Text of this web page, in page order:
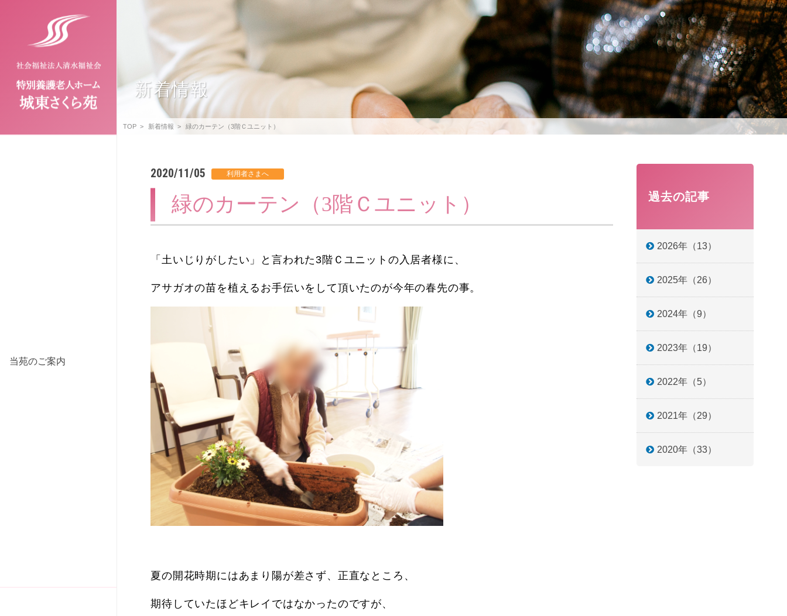
当苑のご案内
新着情報
TOP 新着情報 緑のカーテン（3階Ｃユニット）
過去の記事
2026年（13）
2025年（26）
2024年（9）
2023年（19）
2022年（5）
2021年（29）
2020年（33）
2020/11/05
緑のカーテン（3階Ｃユニット）
「土いじりがしたい」と言われた3階Ｃユニットの入居者様に、
アサガオの苗を植えるお手伝いをして頂いたのが今年の春先の事。
夏の開花時期にはあまり陽が差さず、正直なところ、
期待していたほどキレイではなかったのですが、